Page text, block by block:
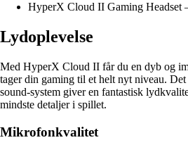
HyperX Cloud II Gaming Headset
Lydoplevelse
Med HyperX Cloud II får du en dyb og
tager din gaming til et helt nyt niveau.
sound-system giver en fantastisk
mindste detaljer i spillet.
Mikrofonkvalitet